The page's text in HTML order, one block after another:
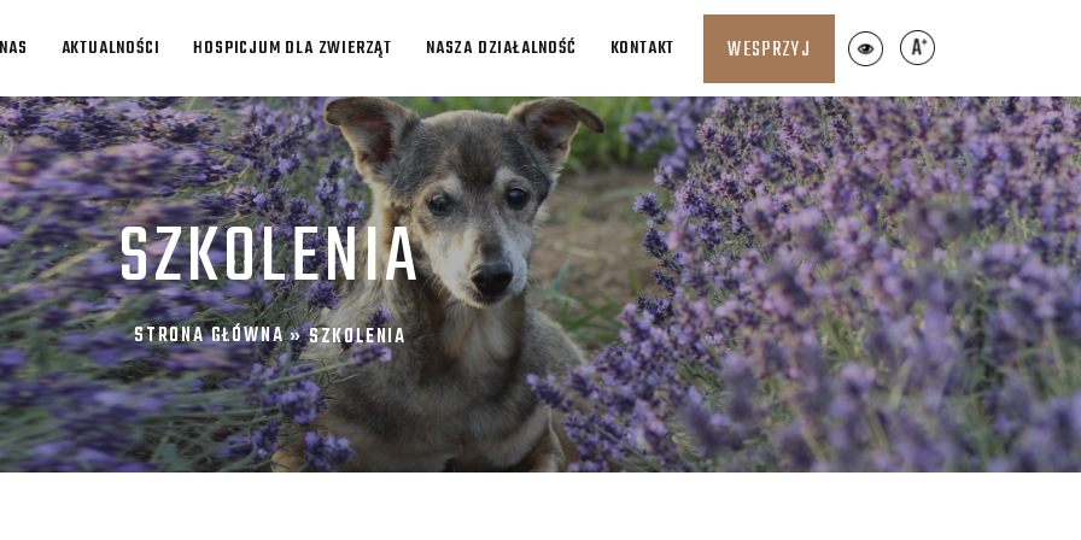
WESPRZYJ
AKTUALNOŚCI HOSPICJUM DLA ZWIERZĄT NASZA DZIAŁALNOŚĆ KONTAKT
SZKOLENIA
STRONA GŁÓWNA»SZKOLENIA